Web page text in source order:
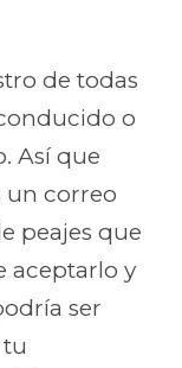
de todas
o
Así que
un correo
peajes que
aceptarlo y
ser